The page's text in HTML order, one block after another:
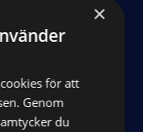
×
för att
Genom
du